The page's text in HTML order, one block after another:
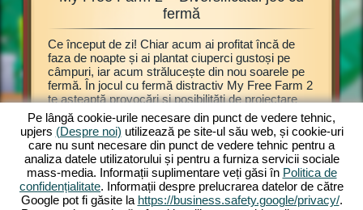
joc
este
poți
cu
fermă
Ce început de zi! Chiar acum ai profitat încă de
faza de noapte și ai plantat ciuperci gustoși pe
câmpuri, iar acum strălucește din nou soarele pe
fermă. În jocul cu fermă distractiv My Free Farm 2
te așteaptă provocări și posibilități de proiectare
grozave. Modul de noapte este doar una dintre
numeroasele opțiuni de joc. Savurează jocul My
Free Farm 2 acum și pe calculator. Varianta
browser îți oferă experiențe de joc cu fermă
captivante. Ține și crește animale, cultivă
câmpurile, adună recolta și produ mărfuri
delicioase pentru clienți. Înregistrează-te gratis și
poți
plante
de
mărfuri
te
ferma,
Pe lângă cookie-urile necesare din punct de vedere tehnic,
upjers (Despre noi) utilizează pe site-ul său web, și cookie-uri
care nu sunt necesare din punct de vedere tehnic pentru a
analiza datele utilizatorului și pentru a furniza servicii sociale
mass-media. Informații suplimentare veți găsi în Politica de
confidențialitate. Informații despre prelucrarea datelor de către
Google pot fi găsite la https://business.safety.google/privacy/.